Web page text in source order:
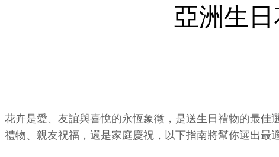
亞洲生
花卉是愛、友誼與喜悅的永恆象徵，是送生日禮物的最
禮物、親友祝福，還是家庭慶祝，以下指南將幫你選出最